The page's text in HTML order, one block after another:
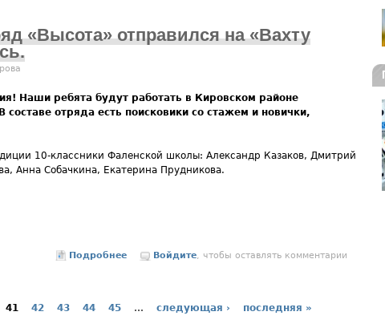
«Высота» отправился на «Вахту
Наши ребята будут работать в Кировском районе
составе отряда есть поисковики со стажем и новички,
10-классники Фаленской школы: Александр Казаков, Дмитрий
Анна Собачкина, Екатерина Прудникова.
Подробнее
о 22 апреля, районный поисковый
Войдите, чтобы оставлять комментарии
41 42 43 44 45 … следующая › последняя »